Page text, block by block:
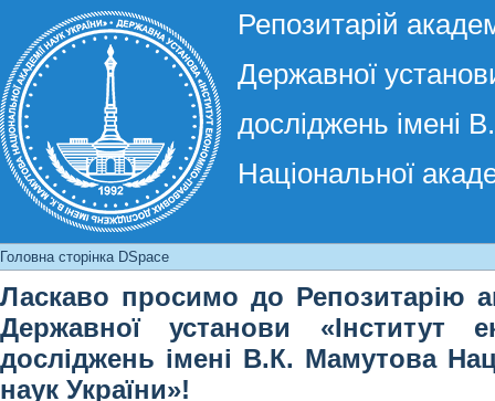
Репозитарій
Державної
досліджень імені
Національної
Головна сторінка DSpace
Головна сторінка DSpace
Ласкаво просимо до Репозитарію
Державної установи «Інститут
досліджень імені В.К. Мамутова
наук України»!